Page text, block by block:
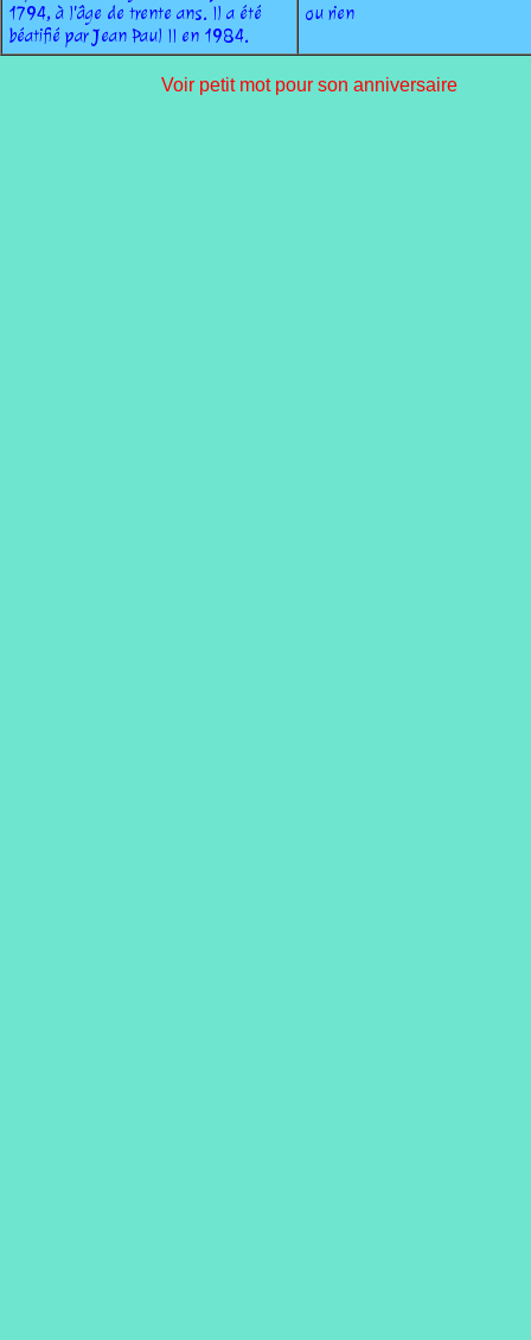
1794, à l'âge de trente ans. Il a été
béatifié par Jean Paul II en 1984.
ou rien
Voir petit mot pour son anniversaire